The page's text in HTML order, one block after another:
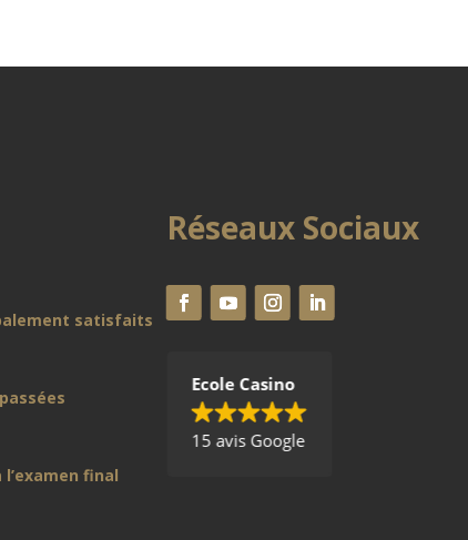
satisfaits
final
Réseaux Sociaux
Ecole Casino
15 avis Google